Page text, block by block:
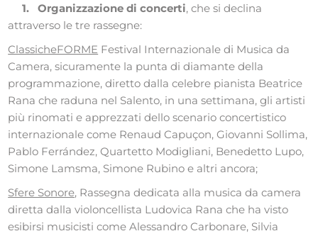
1. Organizzazione di concerti, che si declina
attraverso le tre rassegne:
ClassicheFORME Festival Internazionale di Musica da
Camera, sicuramente la punta di diamante della
programmazione, diretto dalla celebre pianista Beatrice
Rana che raduna nel Salento, in una settimana, gli artisti
più rinomati e apprezzati dello scenario concertistico
internazionale come Renaud Capuçon, Giovanni Sollima,
Pablo Ferrández, Quartetto Modigliani, Benedetto Lupo,
Simone Lamsma, Simone Rubino e altri ancora;
Sfere Sonore, Rassegna dedicata alla musica da camera
diretta dalla violoncellista Ludovica Rana che ha visto
esibirsi musicisti come Alessandro Carbonare, Silvia